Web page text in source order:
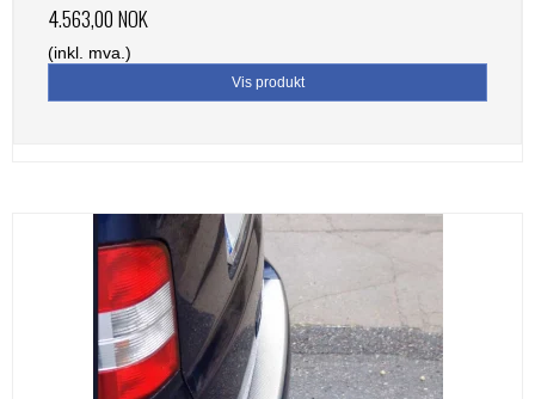
4.563,00 NOK
(inkl. mva.)
Vis produkt